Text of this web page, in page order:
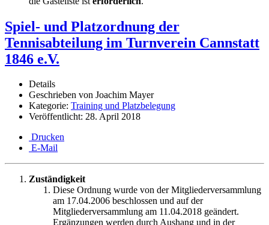
Spiel- und Platzordnung der
Tennisabteilung im Turnverein Cannstatt
1846 e.V.
Details
Geschrieben von Joachim Mayer
Kategorie: Training und Platzbelegung
Veröffentlicht: 28. April 2018
Drucken
E-Mail
Zuständigkeit
Diese Ordnung wurde von der Mitgliederversammlung
am 17.04.2006 beschlossen und auf der
Mitgliederversammlung am 11.04.2018 geändert.
Ergänzungen werden durch Aushang und in der